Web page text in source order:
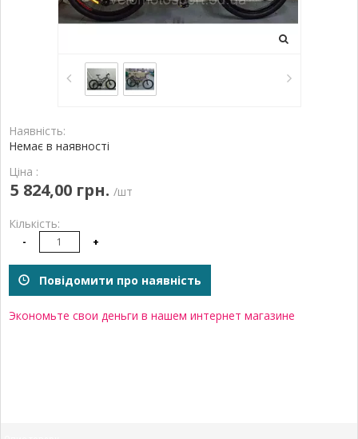
Наявність:
Немає в наявності
Ціна :
5 824,00 грн. /шт
Кількість:
- +
Повідомити про наявність
Экономьте свои деньги в нашем интернет магазине